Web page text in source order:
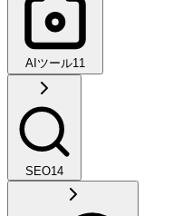
AIツール11
SEO14